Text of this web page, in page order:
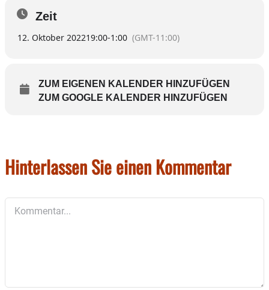
Ansprechpartner: Rainer Teichmann, Telefon
08071/9220846.
Zeit
12. Oktober 202219:00-1:00 (GMT-11:00)
ZUM EIGENEN KALENDER HINZUFÜGEN
ZUM GOOGLE KALENDER HINZUFÜGEN
Hinterlassen Sie einen Kommentar